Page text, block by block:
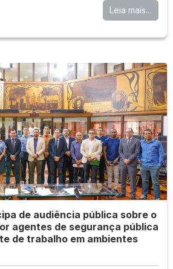
Leia mais...
de audiência pública sobre o
agentes de segurança pública
de trabalho em ambientes